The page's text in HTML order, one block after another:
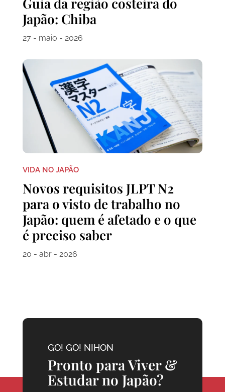
Japão: Chiba
27 - maio - 2026
VIDA NO JAPÃO
Novos requisitos JLPT N2
para o visto de trabalho no
Japão: quem é afetado e o que
é preciso saber
20 - abr - 2026
GO! GO! NIHON
Pronto para Viver &
Estudar no Japão?